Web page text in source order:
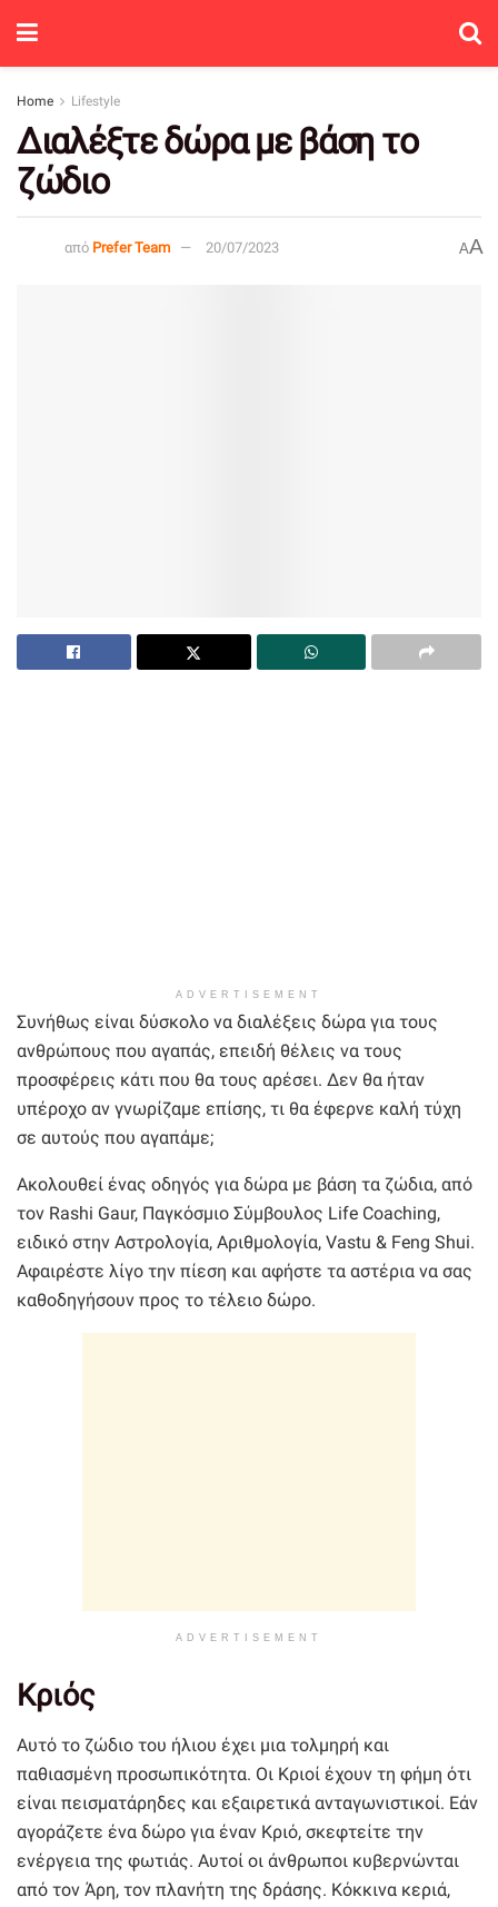
Home Lifestyle
Διαλέξτε δώρα με βάση το
ζώδιο
από Prefer Team 20/07/2023 AA
ADVERTISEMENT
Συνήθως είναι δύσκολο να διαλέξεις δώρα για τους
ανθρώπους που αγαπάς, επειδή θέλεις να τους
προσφέρεις κάτι που θα τους αρέσει. Δεν θα ήταν
υπέροχο αν γνωρίζαμε επίσης, τι θα έφερνε καλή τύχη
σε αυτούς που αγαπάμε;
Ακολουθεί ένας οδηγός για δώρα με βάση τα ζώδια, από
τον Rashi Gaur, Παγκόσμιο Σύμβουλος Life Coaching,
ειδικό στην Αστρολογία, Αριθμολογία, Vastu & Feng Shui.
Αφαιρέστε λίγο την πίεση και αφήστε τα αστέρια να σας
καθοδηγήσουν προς το τέλειο δώρο.
ADVERTISEMENT
Κριός
Αυτό το ζώδιο του ήλιου έχει μια τολμηρή και
παθιασμένη προσωπικότητα. Οι Κριοί έχουν τη φήμη ότι
είναι πεισματάρηδες και εξαιρετικά ανταγωνιστικοί. Εάν
αγοράζετε ένα δώρο για έναν Κριό, σκεφτείτε την
ενέργεια της φωτιάς. Αυτοί οι άνθρωποι κυβερνώνται
από τον Άρη, τον πλανήτη της δράσης. Κόκκινα κεριά,